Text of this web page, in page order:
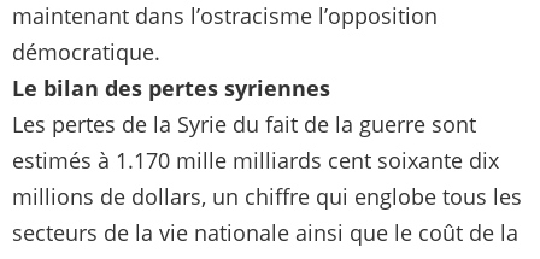
maintenant dans l’ostracisme l’opposition
démocratique.
Le bilan des pertes syriennes
Les pertes de la Syrie du fait de la guerre sont
estimés à 1.170 mille milliards cent soixante dix
millions de dollars, un chiffre qui englobe tous les
secteurs de la vie nationale ainsi que le coût de la